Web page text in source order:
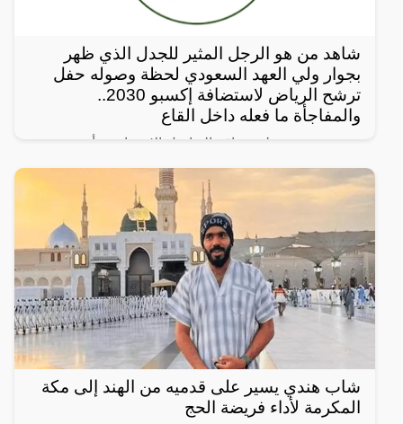
شاهد من هو الرجل المثير للجدل الذي ظهر
بجوار ولي العهد السعودي لحظة وصوله حفل
ترشح الرياض لاستضافة إكسبو 2030..
والمفاجأة ما فعله داخل القاع
رصد مغردون على مواقع التواصل الإجتماعي، أحدث
ظهور للرجل المجهول ذو النظرات الحادة الذي يقف دوماً
بالقرب من ولي العهد السعودي الأمير محمد بن سلمان
شاب هندي يسير على قدميه من الهند إلى مكة
المكرمة لأداء فريضة الحج